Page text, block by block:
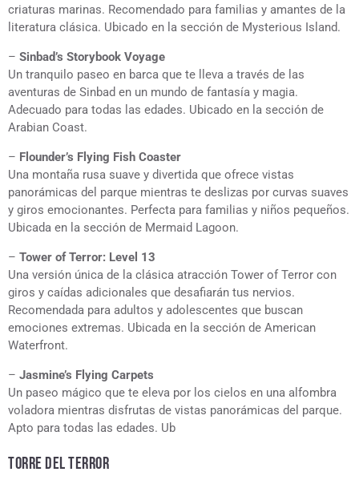
criaturas marinas. Recomendado para familias y amantes de la
literatura clásica. Ubicado en la sección de Mysterious Island.
– Sinbad’s Storybook Voyage
Un tranquilo paseo en barca que te lleva a través de las
aventuras de Sinbad en un mundo de fantasía y magia.
Adecuado para todas las edades. Ubicado en la sección de
Arabian Coast.
– Flounder’s Flying Fish Coaster
Una montaña rusa suave y divertida que ofrece vistas
panorámicas del parque mientras te deslizas por curvas suaves
y giros emocionantes. Perfecta para familias y niños pequeños.
Ubicada en la sección de Mermaid Lagoon.
– Tower of Terror: Level 13
Una versión única de la clásica atracción Tower of Terror con
giros y caídas adicionales que desafiarán tus nervios.
Recomendada para adultos y adolescentes que buscan
emociones extremas. Ubicada en la sección de American
Waterfront.
– Jasmine’s Flying Carpets
Un paseo mágico que te eleva por los cielos en una alfombra
voladora mientras disfrutas de vistas panorámicas del parque.
Apto para todas las edades. Ub
TORRE DEL TERROR